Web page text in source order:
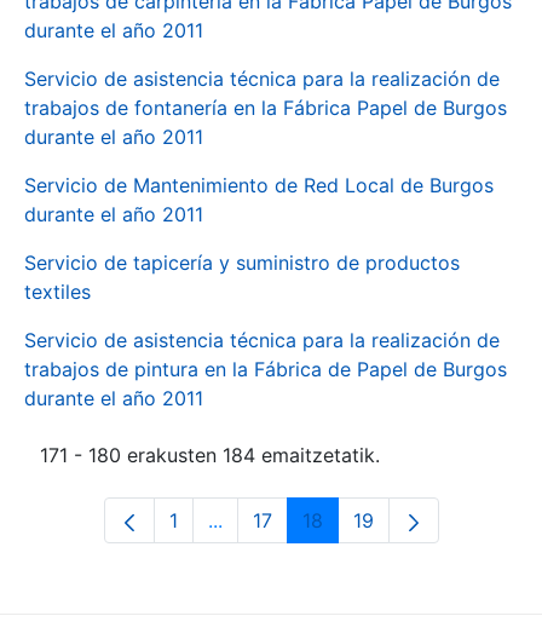
durante el año 2011
Servicio de asistencia técnica para la realización de
trabajos de fontanería en la Fábrica Papel de Burgos
durante el año 2011
Servicio de Mantenimiento de Red Local de Burgos
durante el año 2011
Servicio de tapicería y suministro de productos
textiles
Servicio de asistencia técnica para la realización de
trabajos de pintura en la Fábrica de Papel de Burgos
durante el año 2011
171 - 180 erakusten 184 emaitzetatik.
Orrialdea
1 ...Intermediate Pages Use TAB to
Orrialdea
17 Orrialdea
18 Orrialdea
19